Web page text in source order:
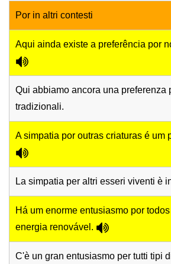
Por in altri contesti
Aqui ainda existe a preferência por
Qui abbiamo ancora una preferenza
tradizionali.
A simpatia por outras criaturas é um
La simpatia per altri esseri viventi è
Há um enorme entusiasmo por
energia renovável.
C'è un gran entusiasmo per tutti tipi